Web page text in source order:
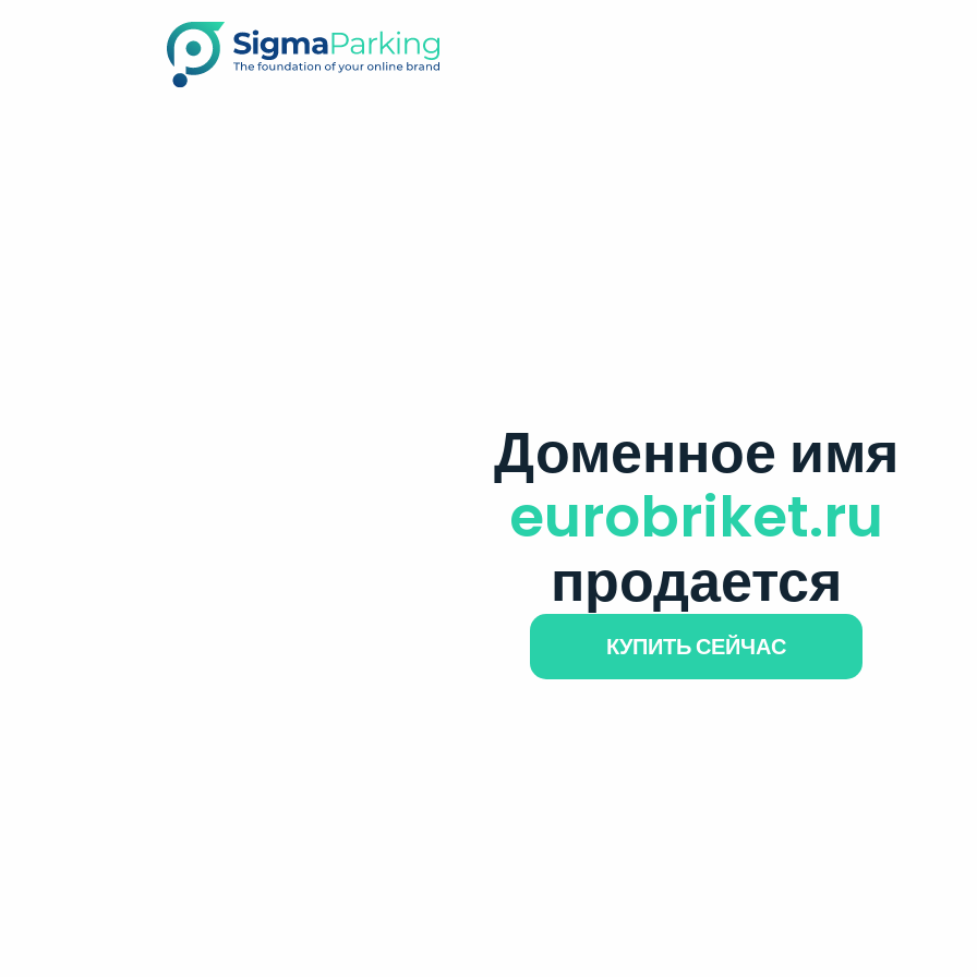
Доменное имя
eurobriket.ru
продается
КУПИТЬ СЕЙЧАС